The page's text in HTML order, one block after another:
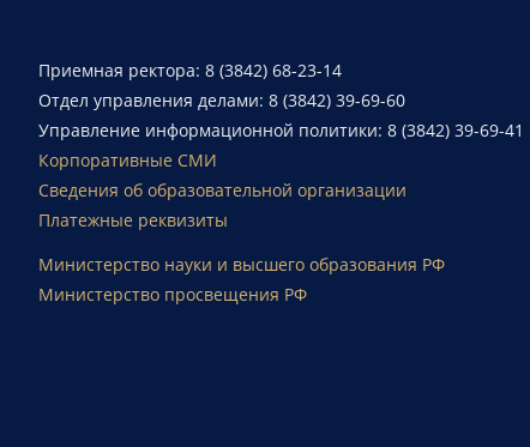
Приемная ректора: 8 (3842) 68-23-14
Отдел управления делами: 8 (3842) 39-69-60
Управление информационной политики: 8 (3842) 39-69-41
Корпоративные СМИ
Сведения об образовательной организации
Платежные реквизиты
Министерство науки и высшего образования РФ
Министерство просвещения РФ